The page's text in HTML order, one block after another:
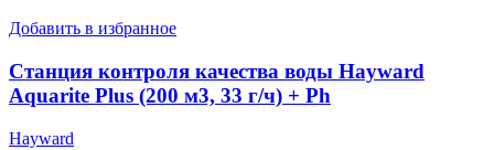
Добавить в избранное
Станция контроля качества воды Hayward
Aquarite Plus (200 м3, 33 г/ч) + Ph
Hayward